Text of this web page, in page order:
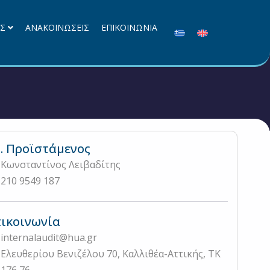
ΑΝΑΚΟΙΝΩΣΕΙΣ ΕΠΙΚΟΙΝΩΝΙΑ
Προϊστάμενος
Κωνσταντίνος Λειβαδίτης
210 9549 187
internalaudit@hua.gr
Ελευθερίου Βενιζέλου 70, Καλλιθέα-Αττικής, ΤΚ